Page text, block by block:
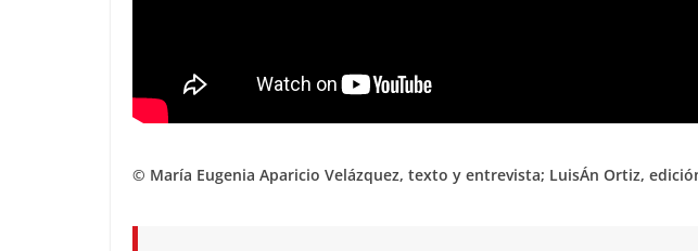
© María Eugenia Aparicio Velázquez, texto y entrevista; LuisÁn Ortiz,